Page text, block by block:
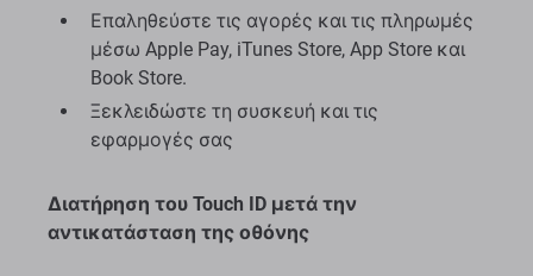
Επαληθεύστε τις αγορές και τις πληρωμές
μέσω Apple Pay, iTunes Store, App Store και
Book Store.
Ξεκλειδώστε τη συσκευή και τις
εφαρμογές σας
Διατήρηση του Touch ID μετά την
αντικατάσταση της οθόνης